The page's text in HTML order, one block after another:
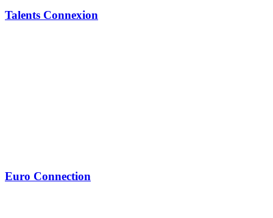
Talents Connexion
Euro Connection